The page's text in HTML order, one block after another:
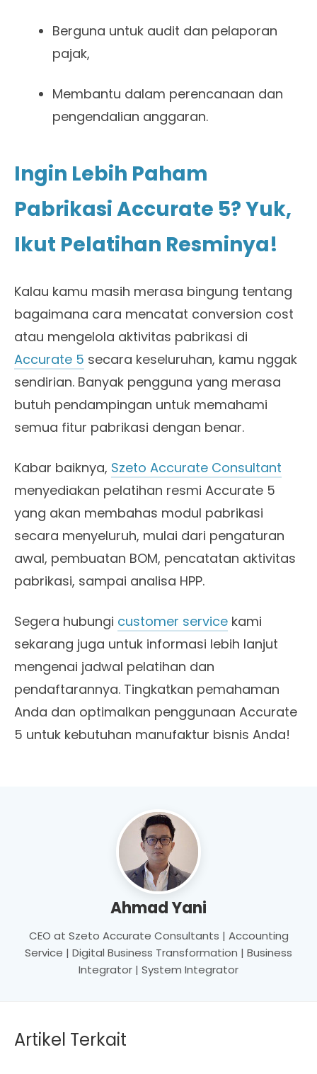
Berguna untuk audit dan pelaporan
pajak,
Membantu dalam perencanaan dan
pengendalian anggaran.
Ingin Lebih Paham
Pabrikasi Accurate 5? Yuk,
Ikut Pelatihan Resminya!
Kalau kamu masih merasa bingung tentang
bagaimana cara mencatat conversion cost
atau mengelola aktivitas pabrikasi di
Accurate 5 secara keseluruhan, kamu nggak
sendirian. Banyak pengguna yang merasa
butuh pendampingan untuk memahami
semua fitur pabrikasi dengan benar.
Kabar baiknya, Szeto Accurate Consultant
menyediakan pelatihan resmi Accurate 5
yang akan membahas modul pabrikasi
secara menyeluruh, mulai dari pengaturan
awal, pembuatan BOM, pencatatan aktivitas
pabrikasi, sampai analisa HPP.
Segera hubungi customer service kami
sekarang juga untuk informasi lebih lanjut
mengenai jadwal pelatihan dan
pendaftarannya. Tingkatkan pemahaman
Anda dan optimalkan penggunaan Accurate
5 untuk kebutuhan manufaktur bisnis Anda!
Ahmad Yani
CEO at Szeto Accurate Consultants | Accounting
Service | Digital Business Transformation | Business
Integrator | System Integrator
Artikel Terkait